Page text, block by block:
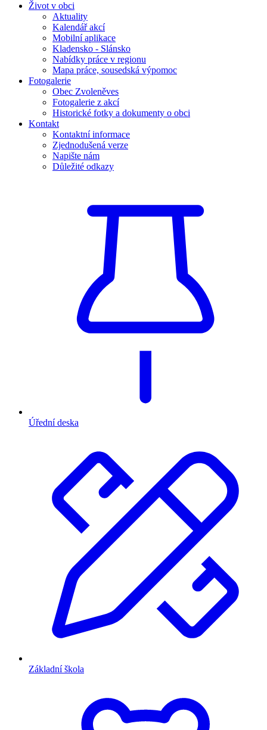
Život v obci
Aktuality
Kalendář akcí
Mobilní aplikace
Kladensko - Slánsko
Nabídky práce v regionu
Mapa práce, sousedská výpomoc
Fotogalerie
Obec Zvoleněves
Fotogalerie z akcí
Historické fotky a dokumenty o obci
Kontakt
Kontaktní informace
Zjednodušená verze
Napište nám
Důležité odkazy
Úřední deska
Základní škola